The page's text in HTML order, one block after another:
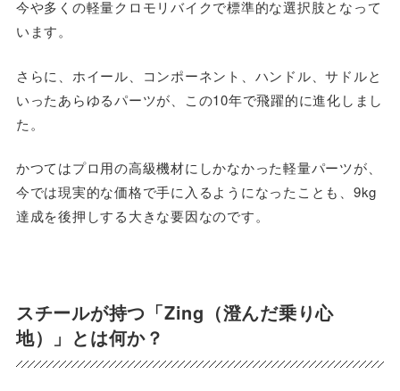
今や多くの軽量クロモリバイクで標準的な選択肢となって
います。
さらに、ホイール、コンポーネント、ハンドル、サドルと
いったあらゆるパーツが、この10年で飛躍的に進化しまし
た。
かつてはプロ用の高級機材にしかなかった軽量パーツが、
今では現実的な価格で手に入るようになったことも、9kg
達成を後押しする大きな要因なのです。
スチールが持つ「Zing（澄んだ乗り心
地）」とは何か？